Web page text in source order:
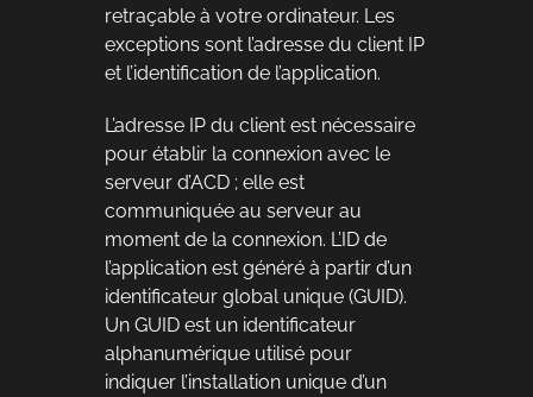
retraçable à votre ordinateur. Les
exceptions sont l’adresse du client IP
et l’identification de l’application.
L’adresse IP du client est nécessaire
pour établir la connexion avec le
serveur d’ACD ; elle est
communiquée au serveur au
moment de la connexion. L’ID de
l’application est généré à partir d’un
identificateur global unique (GUID).
Un GUID est un identificateur
alphanumérique utilisé pour
indiquer l’installation unique d’un